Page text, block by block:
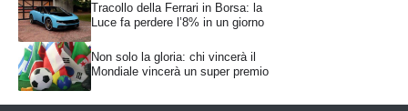
Tracollo della Ferrari in Borsa: la
Luce fa perdere l’8% in un giorno
Non solo la gloria: chi vincerà il
Mondiale vincerà un super premio